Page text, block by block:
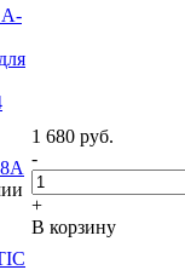
A-
1 680 руб.
-
+
В корзину